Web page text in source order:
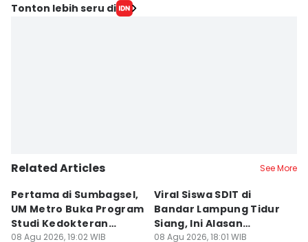
Tonton lebih seru di
Related Articles See More
Pertama di Sumbagsel,
UM Metro Buka Program
Studi Kedokteran
Hewan
08 Agu 2026, 19:02 WIB
Viral Siswa SDIT di
Bandar Lampung Tidur
Siang, Ini Alasan
Sekolah
08 Agu 2026, 18:01 WIB